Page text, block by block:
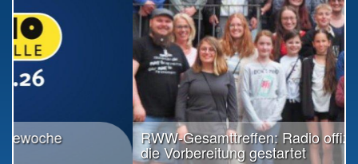
RWW-Gesamttreffen: Radio offiziell in
die Vorbereitung gestartet